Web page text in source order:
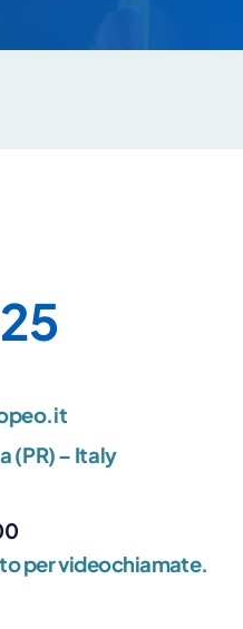
(PR) – Italy
per videochiamate.